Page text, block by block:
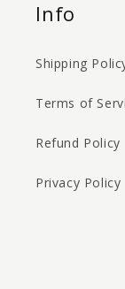
Info
Shipping
Terms of
Refund Policy
Privacy Policy